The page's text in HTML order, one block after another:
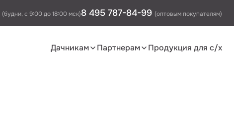
(будни, с 9:00 до 18:00 мск)8 495 787-84-99 (оптовым покупателям)
Дачникам Партнерам Продукция для с/х